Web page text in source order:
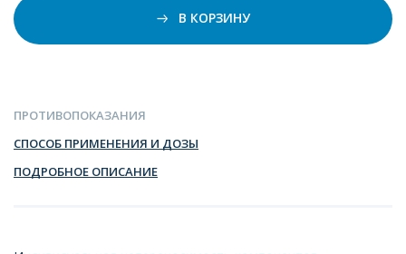
В КОРЗИНУ
ПРОТИВОПОКАЗАНИЯ
СПОСОБ ПРИМЕНЕНИЯ И ДОЗЫ
ПОДРОБНОЕ ОПИСАНИЕ